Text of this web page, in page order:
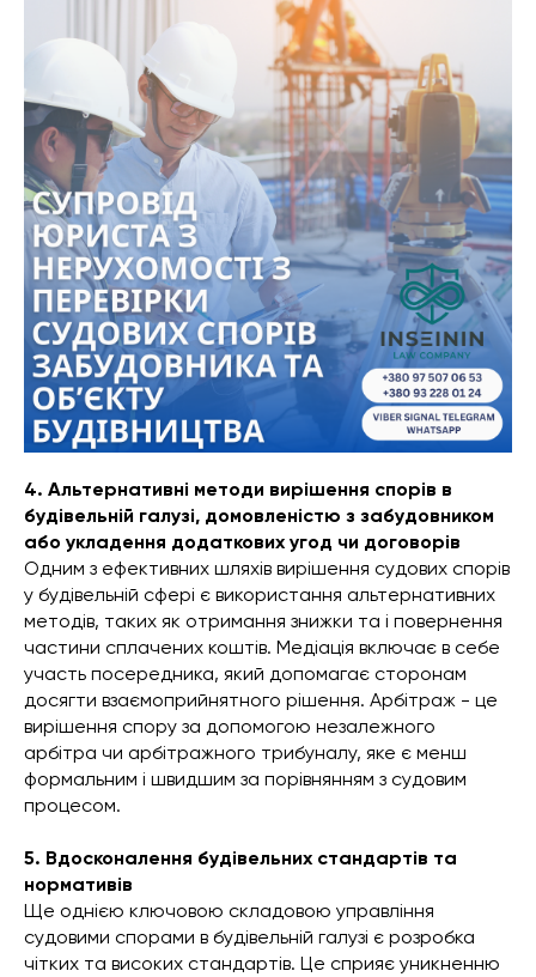
4. Альтернативні методи вирішення спорів в
будівельній галузі, домовленістю з забудовником
або укладення додаткових угод чи договорів
Одним з ефективних шляхів вирішення судових спорів
у будівельній сфері є використання альтернативних
методів, таких як отримання знижки та і повернення
частини сплачених коштів. Медіація включає в себе
участь посередника, який допомагає сторонам
досягти взаємоприйнятного рішення. Арбітраж - це
вирішення спору за допомогою незалежного
арбітра чи арбітражного трибуналу, яке є менш
формальним і швидшим за порівнянням з судовим
процесом.
5. Вдосконалення будівельних стандартів та
нормативів
Ще однією ключовою складовою управління
судовими спорами в будівельній галузі є розробка
чітких та високих стандартів. Це сприяє уникненню